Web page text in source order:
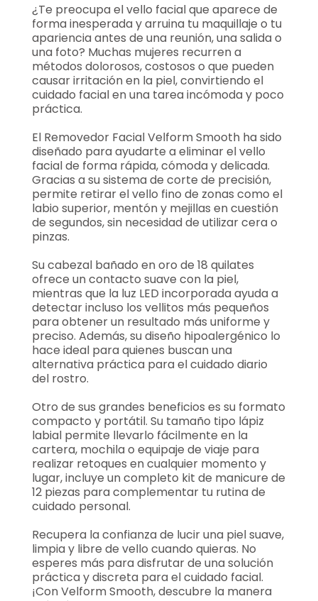
¿Te preocupa el vello facial que aparece de
forma inesperada y arruina tu maquillaje o tu
apariencia antes de una reunión, una salida o
una foto? Muchas mujeres recurren a
métodos dolorosos, costosos o que pueden
causar irritación en la piel, convirtiendo el
cuidado facial en una tarea incómoda y poco
práctica.
El Removedor Facial Velform Smooth ha sido
diseñado para ayudarte a eliminar el vello
facial de forma rápida, cómoda y delicada.
Gracias a su sistema de corte de precisión,
permite retirar el vello fino de zonas como el
labio superior, mentón y mejillas en cuestión
de segundos, sin necesidad de utilizar cera o
pinzas.
Su cabezal bañado en oro de 18 quilates
ofrece un contacto suave con la piel,
mientras que la luz LED incorporada ayuda a
detectar incluso los vellitos más pequeños
para obtener un resultado más uniforme y
preciso. Además, su diseño hipoalergénico lo
hace ideal para quienes buscan una
alternativa práctica para el cuidado diario
del rostro.
Otro de sus grandes beneficios es su formato
compacto y portátil. Su tamaño tipo lápiz
labial permite llevarlo fácilmente en la
cartera, mochila o equipaje de viaje para
realizar retoques en cualquier momento y
lugar, incluye un completo kit de manicure de
12 piezas para complementar tu rutina de
cuidado personal.
Recupera la confianza de lucir una piel suave,
limpia y libre de vello cuando quieras. No
esperes más para disfrutar de una solución
práctica y discreta para el cuidado facial.
¡Con Velform Smooth, descubre la manera